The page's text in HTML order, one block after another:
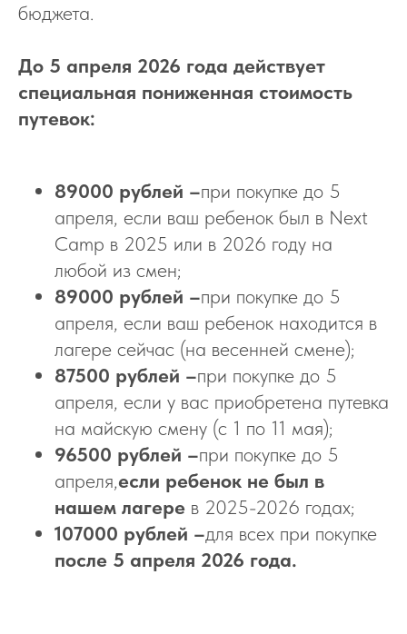
бюджета.
До 5 апреля 2026 года действует
специальная пониженная стоимость
путевок:
89000 рублей –при покупке до 5
апреля, если ваш ребенок был в Next
Camp в 2025 или в 2026 году на
любой из смен;
89000 рублей –при покупке до 5
апреля, если ваш ребенок находится в
лагере сейчас (на весенней смене);
87500 рублей –при покупке до 5
апреля, если у вас приобретена путевка
на майскую смену (с 1 по 11 мая);
96500 рублей –при покупке до 5
апреля,если ребенок не был в
нашем лагере в 2025-2026 годах;
107000 рублей –для всех при покупке
после 5 апреля 2026 года.